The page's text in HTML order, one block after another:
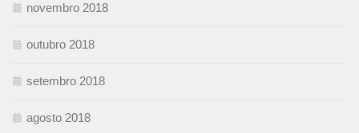
novembro 2018
outubro 2018
setembro 2018
agosto 2018